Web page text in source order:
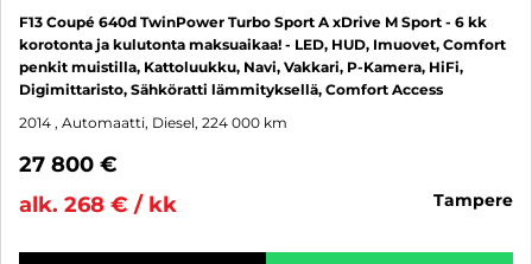
F13 Coupé 640d TwinPower Turbo Sport A xDrive M Sport - 6 kk
korotonta ja kulutonta maksuaikaa! - LED, HUD, Imuovet, Comfort
penkit muistilla, Kattoluukku, Navi, Vakkari, P-Kamera, HiFi,
Digimittaristo, Sähköratti lämmityksellä, Comfort Access
2014 , Automaatti, Diesel, 224 000 km
27 800 €
alk. 268 € / kk
tampere